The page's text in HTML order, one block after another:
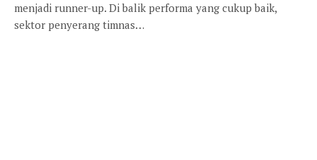
menjadi runner-up. Di balik performa yang cukup baik,
sektor penyerang timnas…